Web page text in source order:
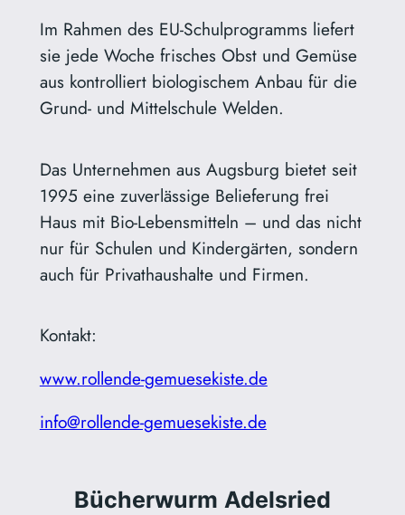
Im Rahmen des EU-Schulprogramms liefert
sie jede Woche frisches Obst und Gemüse
aus kontrolliert biologischem Anbau für die
Grund- und Mittelschule Welden.
Das Unternehmen aus Augsburg bietet seit
1995 eine zuverlässige Belieferung frei
Haus mit Bio-Lebensmitteln – und das nicht
nur für Schulen und Kindergärten, sondern
auch für Privathaushalte und Firmen.
Kontakt:
www.rollende-gemuesekiste.de
info@rollende-gemuesekiste.de
Bücherwurm Adelsried